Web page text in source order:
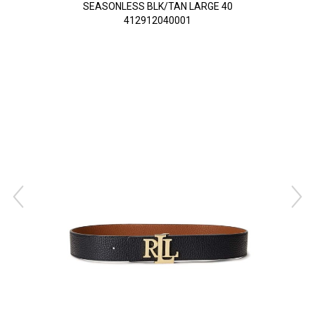
SEASONLESS BLK/TAN LARGE 40
412912040001